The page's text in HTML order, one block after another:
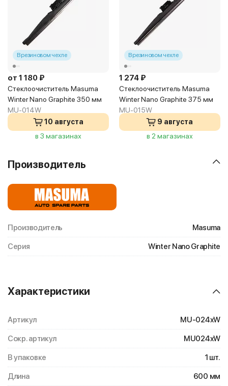
В резиновом чехле
от 1 180 ₽
Стеклоочиститель Masuma
Winter Nano Graphite 350 мм
MU-014W
10 августа
в 3 магазинах
В резиновом чехле
1 274 ₽
Стеклоочиститель Masuma
Winter Nano Graphite 375 мм
MU-015W
9 августа
в 2 магазинах
Производитель
Производитель Masuma
Серия Winter Nano Graphite
Характеристики
Артикул MU-024xW
Сокр. артикул MU024xW
В упаковке 1 шт.
Длина 600 мм